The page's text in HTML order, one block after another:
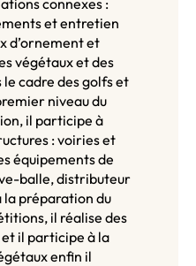
connexes :
et entretien
d’ornement et
végétaux et des
le cadre des golfs et
niveau du
il participe à
: voiries et
équipements de
balle, distributeur
la préparation du
il réalise des
il participe à la
enfin il